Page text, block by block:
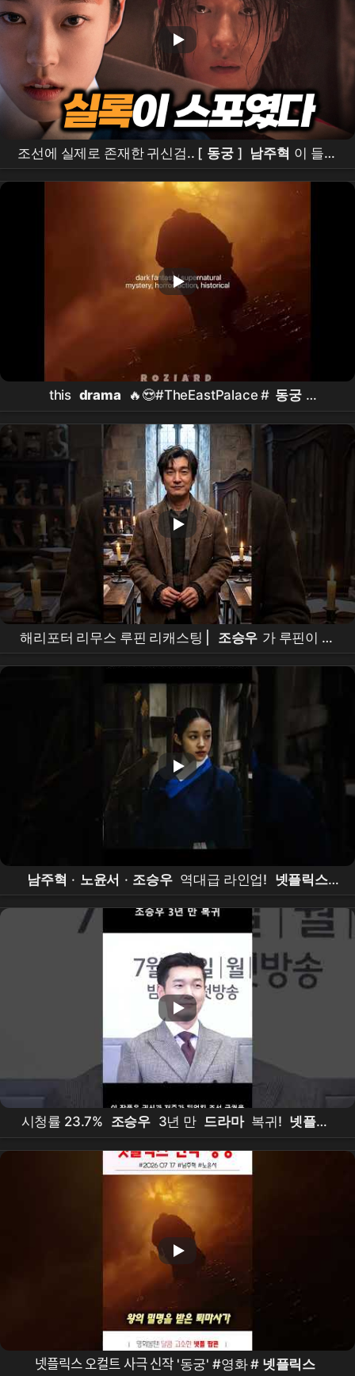
조선에 실제로 존재한 귀신검.. [ 동궁 ] 남주혁 이 들었
다ㄷㄷ
this drama 🔥😍#TheEastPalace # 동궁
#NamJooHyuk # 남주혁 #RohYoonSeo # 노윤서
#kdrama #shorts #foryou #fyp
해리포터 리무스 루핀 리캐스팅 | 조승우 가 루핀이 된
다면? | Harry Potter Remus Lupin Recasting | Cho
Seung-woo
남주혁 · 노윤서 · 조승우 역대급 라인업! 넷플릭스
오컬트 사극 ' 동궁 ' 내달 17일 공개 # 동궁 # 넷플릭
스
남주혁 # 노윤서 # 조승우
시청률 23.7% 조승우 3년 만 드라마 복귀! 넷플릭
스 ' 동궁 ' 7월 17일 공개
넷플릭스 오컬트 사극 신작 '동궁' #영화 # 넷플릭스